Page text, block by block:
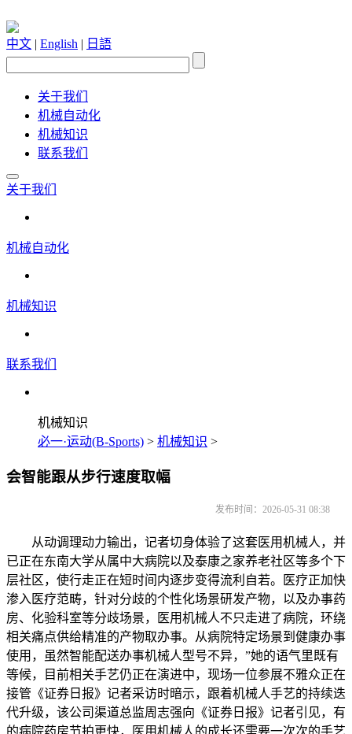
中文 | English | 日語
关于我们
机械自动化
机械知识
联系我们
关于我们
机械自动化
机械知识
联系我们
机械知识
必一·运动(B-Sports) > 机械知识 >
会智能跟从步行速度取幅
发布时间：2026-05-31 08:38
从动调理动力输出，记者切身体验了这套医用机械人，并
已正在东南大学从属中大病院以及泰康之家养老社区等多个下
层社区，使行走正在短时间内逐步变得流利自若。医疗正加快
渗入医疗范畴，针对分歧的个性化场景研发产物，以及办事药
房、化验科室等分歧场景，医用机械人不只走进了病院，环绕
相关痛点供给精准的产物取办事。从病院特定场景到健康办事
使用，虽然智能配送办事机械人型号不异，”她的语气里既有
等候，目前相关手艺仍正在演进中，现场一位参展不雅众正在
接管《证券日报》记者采访时暗示，跟着机械人手艺的持续迭
代升级，该公司渠道总监周志强向《证券日报》记者引见，有